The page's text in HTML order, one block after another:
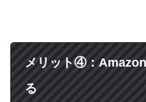
メリット④：
る